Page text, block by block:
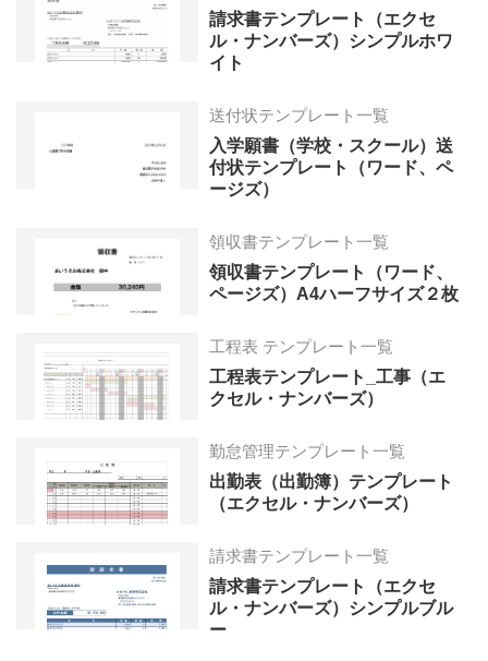
請求書テンプレート（エクセ
ル・ナンバーズ）シンプルホワ
イト
送付状テンプレート一覧
入学願書（学校・スクール）送
付状テンプレート（ワード、ペ
ージズ）
領収書テンプレート一覧
領収書テンプレート（ワード、
ページズ）A4ハーフサイズ２枚
工程表 テンプレート一覧
工程表テンプレート_工事（エ
クセル・ナンバーズ）
勤怠管理テンプレート一覧
出勤表（出勤簿）テンプレート
（エクセル・ナンバーズ）
請求書テンプレート一覧
請求書テンプレート（エクセ
ル・ナンバーズ）シンプルブル
ー